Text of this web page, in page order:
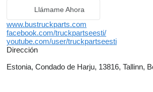
Llámame Ahora
www.bustruckparts.com
facebook.com/truckpartseesti/
youtube.com/user/truckpartseesti
Dirección
Estonia, Condado de Harju, 13816, Tallinn,